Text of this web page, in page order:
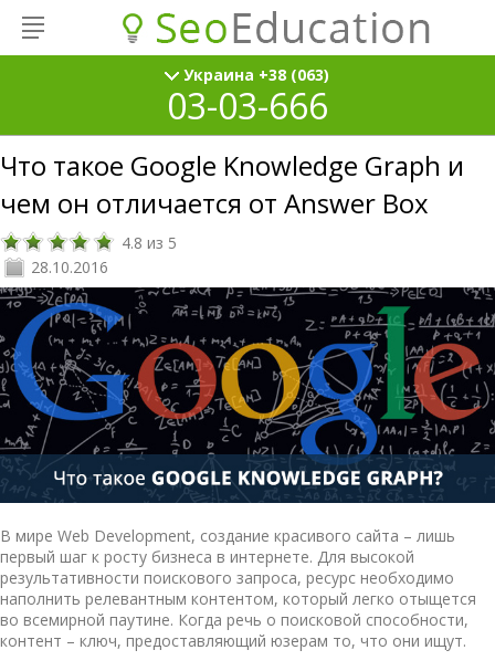
Украина +38 (063)
03-03-666
Что такое Google Knowledge Graph и
чем он отличается от Answer Box
4.8 из 5
28.10.2016
В мире Web Development, создание красивого сайта – лишь
первый шаг к росту бизнеса в интернете. Для высокой
результативности поискового запроса, ресурс необходимо
наполнить релевантным контентом, который легко отыщется
во всемирной паутине. Когда речь о поисковой способности,
контент – ключ, предоставляющий юзерам то, что они ищут.